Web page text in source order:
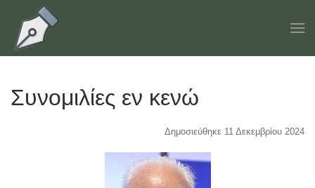
Skip to main content
Συνομιλίες εν κενώ
Δημοσιεύθηκε 11 Δεκεμβρίου 2024